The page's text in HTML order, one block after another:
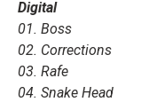
Digital
01. Boss
02. Corrections
03. Rafe
04. Snake Head